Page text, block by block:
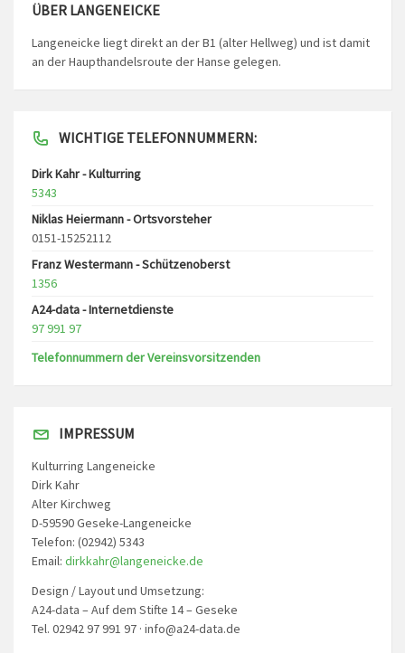
ÜBER LANGENEICKE
Langeneicke liegt direkt an der B1 (alter Hellweg) und ist damit
an der Haupthandelsroute der Hanse gelegen.
WICHTIGE TELEFONNUMMERN:
Dirk Kahr - Kulturring
5343
Niklas Heiermann - Ortsvorsteher
0151-15252112
Franz Westermann - Schützenoberst
1356
A24-data - Internetdienste
97 991 97
Telefonnummern der Vereinsvorsitzenden
IMPRESSUM
Kulturring Langeneicke
Dirk Kahr
Alter Kirchweg
D-59590 Geseke-Langeneicke
Telefon: (02942) 5343
Email: dirkkahr@langeneicke.de
Design / Layout und Umsetzung:
A24-data – Auf dem Stifte 14 – Geseke
Tel. 02942 97 991 97 · info@a24-data.de